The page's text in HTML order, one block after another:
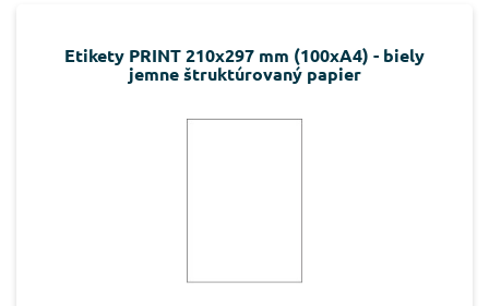
Etikety PRINT 210x297 mm (100xA4) - biely
jemne štruktúrovaný papier